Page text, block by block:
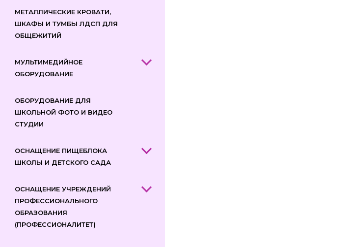
МЕТАЛЛИЧЕСКИЕ КРОВАТИ,
ШКАФЫ И ТУМБЫ ЛДСП ДЛЯ
ОБЩЕЖИТИЙ
МУЛЬТИМЕДИЙНОЕ
ОБОРУДОВАНИЕ
ОБОРУДОВАНИЕ ДЛЯ
ШКОЛЬНОЙ ФОТО И ВИДЕО
СТУДИИ
ОСНАЩЕНИЕ ПИЩЕБЛОКА
ШКОЛЫ И ДЕТСКОГО САДА
ОСНАЩЕНИЕ УЧРЕЖДЕНИЙ
ПРОФЕССИОНАЛЬНОГО
ОБРАЗОВАНИЯ
(ПРОФЕССИОНАЛИТЕТ)